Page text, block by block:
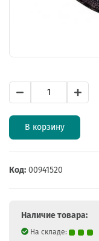
В корзину
Код: 00941520
Наличие товара:
На складе: